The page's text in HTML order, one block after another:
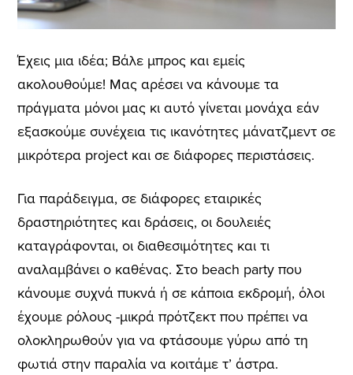
Έχεις μια ιδέα; Βάλε μπρος και εμείς
ακολουθούμε! Μας αρέσει να κάνουμε τα
πράγματα μόνοι μας κι αυτό γίνεται μονάχα εάν
εξασκούμε συνέχεια τις ικανότητες μάνατζμεντ σε
μικρότερα project και σε διάφορες περιστάσεις.
Για παράδειγμα, σε διάφορες εταιρικές
δραστηριότητες και δράσεις, οι δουλειές
καταγράφονται, οι διαθεσιμότητες και τι
αναλαμβάνει ο καθένας. Στο beach party που
κάνουμε συχνά πυκνά ή σε κάποια εκδρομή, όλοι
έχουμε ρόλους -μικρά πρότζεκτ που πρέπει να
ολοκληρωθούν για να φτάσουμε γύρω από τη
φωτιά στην παραλία να κοιτάμε τ’ άστρα.